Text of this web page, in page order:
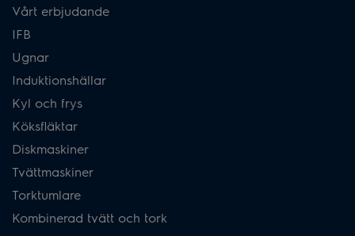
Vårt erbjudande
IFB
Ugnar
Induktionshällar
Kyl och frys
Köksfläktar
Diskmaskiner
Tvättmaskiner
Torktumlare
Kombinerad tvätt och tork